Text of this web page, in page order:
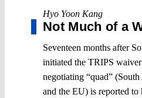
Hyo Yoon Kang
Not Much of a
Seventeen months after
initiated the TRIPS
negotiating “quad”
and the EU) is reported to